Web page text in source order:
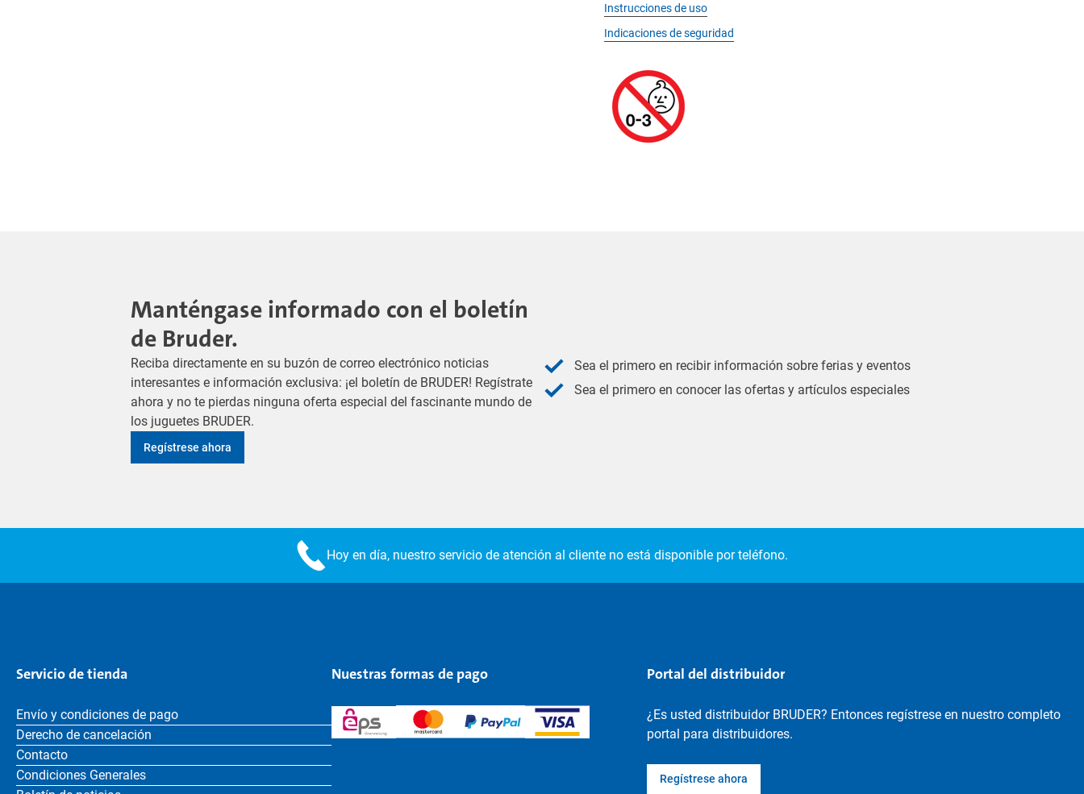
Instrucciones de uso
Indicaciones de seguridad
Manténgase informado con el boletín
de Bruder.
Reciba directamente en su buzón de correo electrónico noticias
interesantes e información exclusiva: ¡el boletín de BRUDER! Regístrate
ahora y no te pierdas ninguna oferta especial del fascinante mundo de
los juguetes BRUDER.
Regístrese ahora
Sea el primero en recibir información sobre ferias y eventos
Sea el primero en conocer las ofertas y artículos especiales
Hoy en día, nuestro servicio de atención al cliente no está disponible por teléfono.
Servicio de tienda
Envío y condiciones de pago
Derecho de cancelación
Contacto
Condiciones Generales
Nuestras formas de pago Portal del distribuidor
¿Es usted distribuidor BRUDER? Entonces regístrese en nuestro completo
portal para distribuidores.
Regístrese ahora